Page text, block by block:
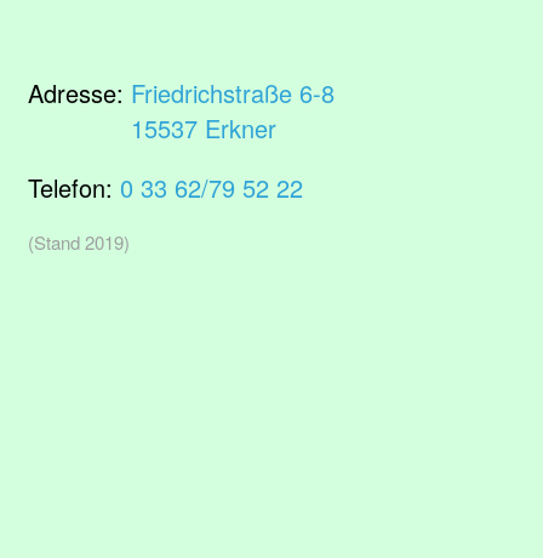
Adresse: Friedrichstraße 6-8
15537 Erkner
Telefon: 0 33 62/79 52 22
(Stand 2019)